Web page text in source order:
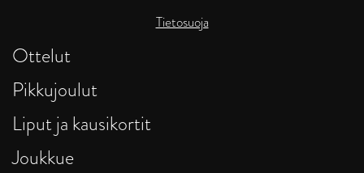
Tietosuoja
Ottelut
Pikkujoulut
Liput ja kausikortit
Joukkue